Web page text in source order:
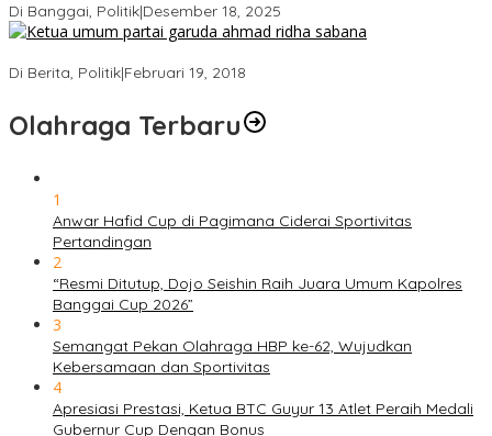
Di Banggai, Politik|Desember 18, 2025
Di Berita, Politik|Februari 19, 2018
Olahraga Terbaru
1
Anwar Hafid Cup di Pagimana Ciderai Sportivitas
Pertandingan
2
“Resmi Ditutup, Dojo Seishin Raih Juara Umum Kapolres
Banggai Cup 2026”
3
Semangat Pekan Olahraga HBP ke-62, Wujudkan
Kebersamaan dan Sportivitas
4
Apresiasi Prestasi, Ketua BTC Guyur 13 Atlet Peraih Medali
Gubernur Cup Dengan Bonus